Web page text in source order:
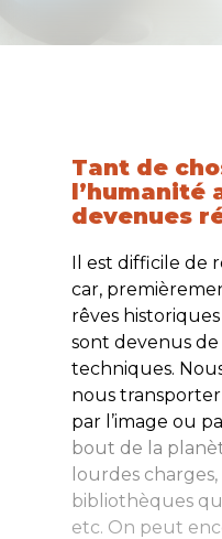
Tant de
l’humanité
devenues
Il est difficile de
car,
rêves
sont devenus
techniques.
nous
par l’image ou
bout de la
lourdes
bibliothèques
etc. On peut